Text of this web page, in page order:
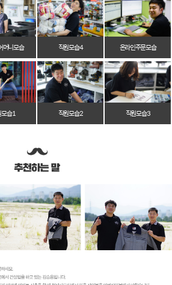
머니 모습 직원 모습 4 온라인 주문 모습
모습 1 직원 모습 2 직원 모습 3